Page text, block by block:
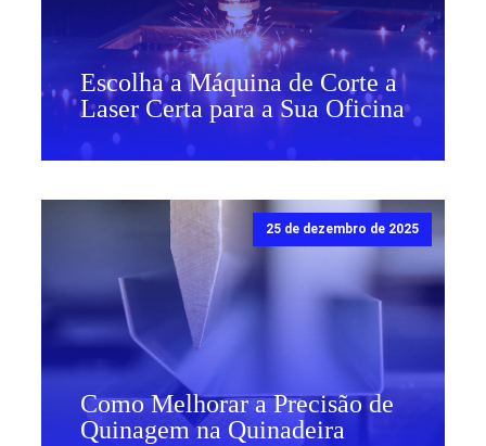
Escolha a Máquina de Corte a
Laser Certa para a Sua Oficina
25 de dezembro de 2025
Como Melhorar a Precisão de
Quinagem na Quinadeira